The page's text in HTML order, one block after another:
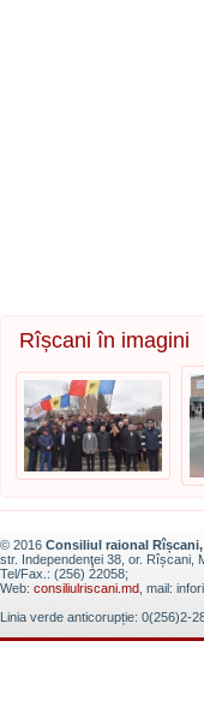
Rîșcani în imagini
© 2016 Consiliul raional
str. Independenţei 38, or. Rîșcani,
Tel/Fax.: (256) 22058;
Web: consiliulriscani.md , mail:
Linia verde anticorupție: 0(256)2-